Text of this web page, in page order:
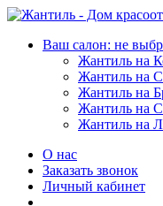
Ваш салон: не
Жантиль на
Жантиль на
Жантиль на
Жантиль на
Жантиль на
О нас
Заказать звонок
Личный кабинет